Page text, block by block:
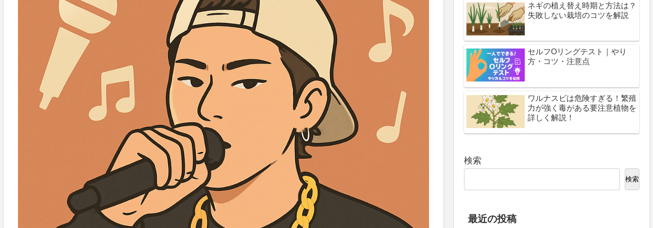
ネギの植え替え時期と方法は？
失敗しない栽培のコツを解説
セルフOリングテスト｜やり
方・コツ・注意点
ワルナスビは危険すぎる！繁殖
力が強く毒がある要注意植物を
詳しく解説！
検索
検索
最近の投稿